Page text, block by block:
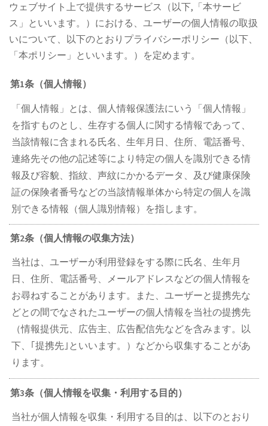
ウェブサイト上で提供するサービス（以下,「本サービ
ス」といいます。）における、ユーザーの個人情報の取扱
いについて、以下のとおりプライバシーポリシー（以下、
「本ポリシー」といいます。）を定めます。
第1条（個人情報）
「個人情報」とは、個人情報保護法にいう「個人情報」
を指すものとし、生存する個人に関する情報であって、
当該情報に含まれる氏名、生年月日、住所、電話番号、
連絡先その他の記述等により特定の個人を識別できる情
報及び容貌、指紋、声紋にかかるデータ、及び健康保険
証の保険者番号などの当該情報単体から特定の個人を識
別できる情報（個人識別情報）を指します。
第2条（個人情報の収集方法）
当社は、ユーザーが利用登録をする際に氏名、生年月
日、住所、電話番号、メールアドレスなどの個人情報を
お尋ねすることがあります。また、ユーザーと提携先な
どとの間でなされたユーザーの個人情報を当社の提携先
（情報提供元、広告主、広告配信先などを含みます。以
下、｢提携先｣といいます。）などから収集することがあ
ります。
第3条（個人情報を収集・利用する目的）
当社が個人情報を収集・利用する目的は、以下のとおり